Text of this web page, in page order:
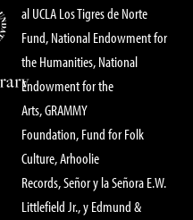
al UCLA Los Tigres de Norte
Fund, National Endowment for
the Humanities, National
Endowment for the
Arts, GRAMMY
Foundation, Fund for Folk
Culture, Arhoolie
Records, Señor y la Señora E.W.
Littlefield Jr., y Edmund &